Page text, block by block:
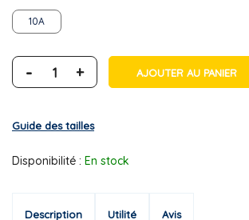
10A
- + AJOUTER AU PANIER
Guide des tailles
Disponibilité : En stock
Description Utilité Avis